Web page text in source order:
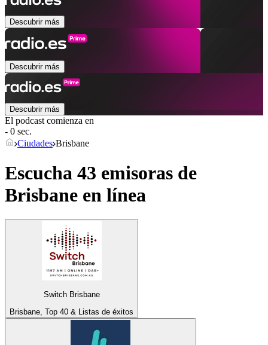
Descubrir más
Descubrir más
Descubrir más
El podcast comienza en
- 0 sec.
Ciudades Brisbane
Escucha 43 emisoras de
Brisbane en línea
Switch Brisbane
Brisbane, Top 40 & Listas de éxitos